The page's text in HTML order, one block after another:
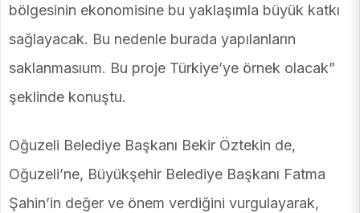
bölgesinin ekonomisine bu yaklaşımla büyük katkı
sağlayacak. Bu nedenle burada yapılanların
saklanmasıum. Bu proje Türkiye’ye örnek olacak”
şeklinde konuştu.
Oğuzeli Belediye Başkanı Bekir Öztekin de,
Oğuzeli’ne, Büyükşehir Belediye Başkanı Fatma
Şahin’in değer ve önem verdiğini vurgulayarak,